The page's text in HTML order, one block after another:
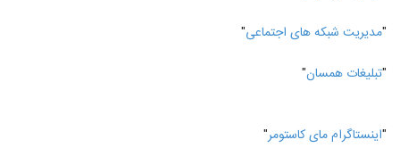
"مدیریت شبکه های اجتماعی"
"تبلیغات همسان"
"اینستاگرام مای کاستومر"